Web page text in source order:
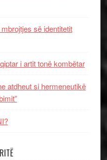
së identitetit
i artit tonë kombëtar
atdheut si hermeneutikë